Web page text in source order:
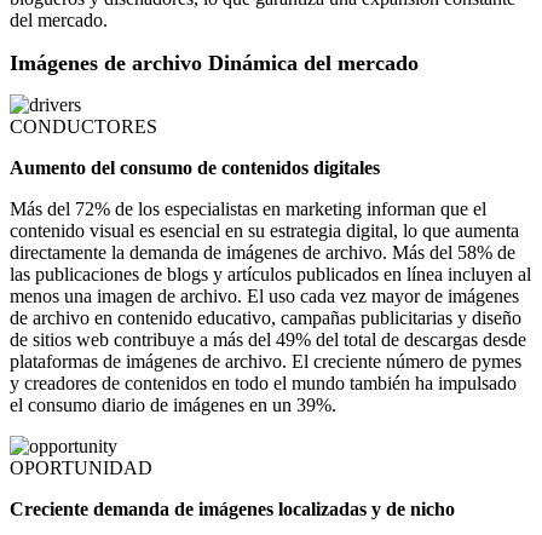
del mercado.
Imágenes de archivo Dinámica del mercado
CONDUCTORES
Aumento del consumo de contenidos digitales
Más del 72% de los especialistas en marketing informan que el
contenido visual es esencial en su estrategia digital, lo que aumenta
directamente la demanda de imágenes de archivo. Más del 58% de
las publicaciones de blogs y artículos publicados en línea incluyen al
menos una imagen de archivo. El uso cada vez mayor de imágenes
de archivo en contenido educativo, campañas publicitarias y diseño
de sitios web contribuye a más del 49% del total de descargas desde
plataformas de imágenes de archivo. El creciente número de pymes
y creadores de contenidos en todo el mundo también ha impulsado
el consumo diario de imágenes en un 39%.
OPORTUNIDAD
Creciente demanda de imágenes localizadas y de nicho